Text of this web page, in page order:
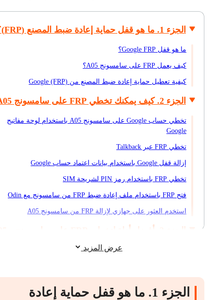
الجزء 1. ما هو قفل حماية إعادة ضبط المصنع (FRP)؟
ما هو قفل Google FRP؟
كيف يعمل FRP على سامسونج A05؟
كيفية تعطيل حماية إعادة ضبط المصنع من Google (FRP)
الجزء 2. كيف يمكنك تخطي FRP على سامسونج A05؟
تخطي حساب Google على سامسونج A05 باستخدام لوحة مفاتيح
Google
تخطي FRP عبر Talkback
إزالة قفل Google باستخدام بيانات اعتماد حساب Google
تخطي FRP باستخدام رمز PIN لشريحة SIM
فتح FRP باستخدام ملف إعادة ضبط FRP من سامسونج مع Odin
استخدم العثور على جهازي لإزالة FRP من سامسونج A05
سامسونج
عرض المزيد
الجزء 1. ما هو قفل حماية إعادة